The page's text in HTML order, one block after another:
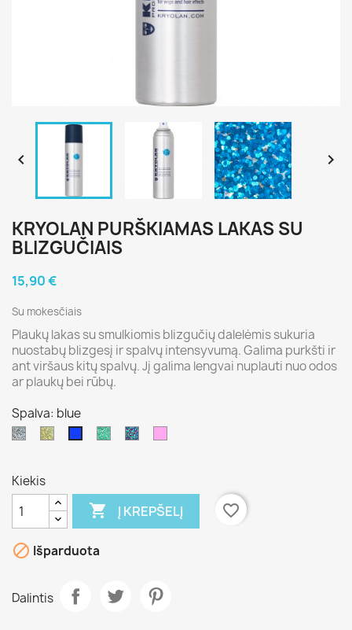
 
KRYOLAN PURŠKIAMAS LAKAS SU
BLIZGUČIAIS
15,90 €
Su mokesčiais
Plaukų lakas su smulkiomis blizgučių dalelėmis sukuria
nuostabų blizgesį ir spalvų intensyvumą. Galima purkšti ir
ant viršaus kitų spalvų. Jį galima lengvai nuplauti nuo odos
ar plaukų bei rūbų.
Spalva: blue
silverGold blue greenGlitter
Kiekis
 Į KREPŠELĮ favorite_border
 Išparduota
Dalintis